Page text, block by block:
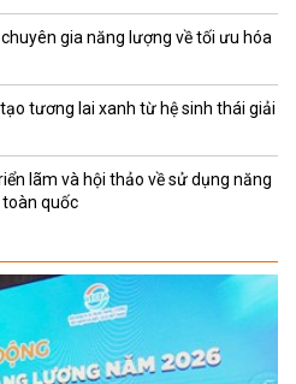
gia năng lượng về tối ưu hóa
tương lai xanh từ hệ sinh thái giải
lãm và hội thảo về sử dụng năng
toàn quốc